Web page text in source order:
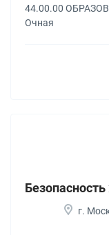
44.00.00
Очная
г.